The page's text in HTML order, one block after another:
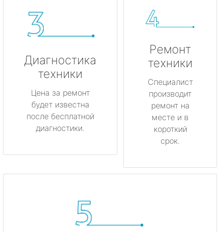
Диагностика
техники
Цена за ремонт
будет известна
после бесплатной
диагностики.
Ремонт
техники
Специалист
производит
ремонт на
месте и в
короткий
срок.